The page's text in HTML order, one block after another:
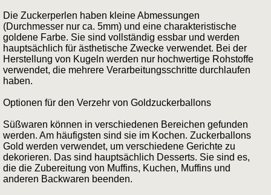
Die Zuckerperlen haben kleine Abmessungen
(Durchmesser nur ca. 5mm) und eine charakteristische
goldene Farbe. Sie sind vollständig essbar und werden
hauptsächlich für ästhetische Zwecke verwendet. Bei der
Herstellung von Kugeln werden nur hochwertige Rohstoffe
verwendet, die mehrere Verarbeitungsschritte durchlaufen
haben.
Optionen für den Verzehr von Goldzuckerballons
Süßwaren können in verschiedenen Bereichen gefunden
werden. Am häufigsten sind sie im Kochen. Zuckerballons
Gold werden verwendet, um verschiedene Gerichte zu
dekorieren. Das sind hauptsächlich Desserts. Sie sind es,
die die Zubereitung von Muffins, Kuchen, Muffins und
anderen Backwaren beenden.